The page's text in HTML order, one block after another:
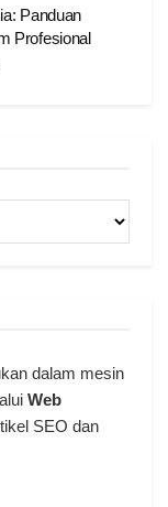
Panduan
Profesional
dalam mesin
Web
SEO dan